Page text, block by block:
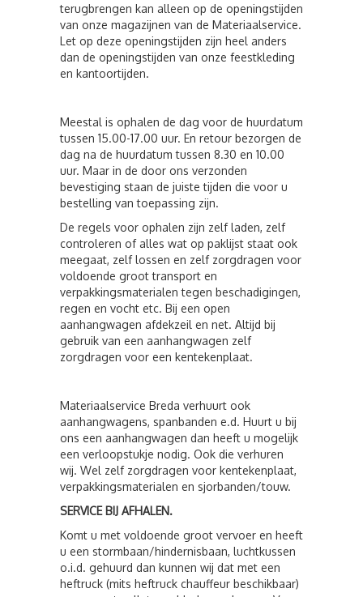
terugbrengen kan alleen op de openingstijden
van onze magazijnen van de Materiaalservice.
Let op deze openingstijden zijn heel anders
dan de openingstijden van onze feestkleding
en kantoortijden.
Meestal is ophalen de dag voor de huurdatum
tussen 15.00-17.00 uur. En retour bezorgen de
dag na de huurdatum tussen 8.30 en 10.00
uur. Maar in de door ons verzonden
bevestiging staan de juiste tijden die voor u
bestelling van toepassing zijn.
De regels voor ophalen zijn zelf laden, zelf
controleren of alles wat op paklijst staat ook
meegaat, zelf lossen en zelf zorgdragen voor
voldoende groot transport en
verpakkingsmaterialen tegen beschadigingen,
regen en vocht etc. Bij een open
aanhangwagen afdekzeil en net. Altijd bij
gebruik van een aanhangwagen zelf
zorgdragen voor een kentekenplaat.
Materiaalservice Breda verhuurt ook
aanhangwagens, spanbanden e.d. Huurt u bij
ons een aanhangwagen dan heeft u mogelijk
een verloopstukje nodig. Ook die verhuren
wij. Wel zelf zorgdragen voor kentekenplaat,
verpakkingsmaterialen en sjorbanden/touw.
SERVICE BIJ AFHALEN.
Komt u met voldoende groot vervoer en heeft
u een stormbaan/hindernisbaan, luchtkussen
o.i.d. gehuurd dan kunnen wij dat met een
heftruck (mits heftruck chauffeur beschikbaar)